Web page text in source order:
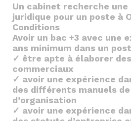
Un cabinet recherche
juridique pour un poste à
Conditions
Avoir un bac +3 avec une
ans minimum dans un
✓ être apte à élaborer
commerciaux
✓ avoir une expérience
des différents manuels
d’organisation
✓ avoir une expérience